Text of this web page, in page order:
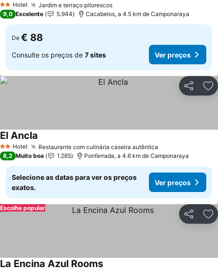
2 Estrelas
Hotel Jardim e terraço pitorescos
9,0 Excelente 5.944 Cacabelos, a 4.5 km de Camponaraya
De € 88
Consulte os preços de 7 sites Ver preços
Partilhar
2 Estrelas
Hotel Restaurante com culinária caseira autêntica
El Ancla
8,2 Muito boa 1.265 Ponferrada, a 4.6 km de Camponaraya
Selecione as datas para ver os preços
exatos.
Ver preços
Partilhar
Escolha popular
La Encina Azul Rooms